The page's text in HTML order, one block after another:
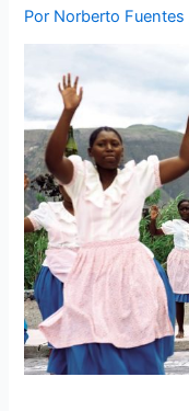
Por Norberto Fuentes